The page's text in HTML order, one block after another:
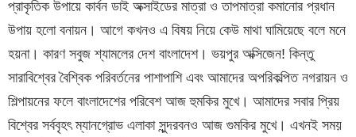
প্রাকৃতিক উপায়ে কার্বন ডাই অক্সাইডের মাত্রা ও তাপমাত্রা কমানোর প্রধান
উপায় হলো বনায়ন। আগে কখনও এ বিষয় নিয়ে কেউ মাথা ঘামিয়েছে বলে মনে
হয়না। কারণ সবুজ শ্যামলের দেশ বাংলাদেশ। ভয়পুর অক্সিজেন! কিন্তু
সারাবিশ্বের বৈশ্বিক পরিবর্তনের পাশাপাশি এবং আমাদের অপরিকল্পিত নগরায়ন ও
শিল্পায়নের ফলে বাংলাদেশের পরিবেশ আজ হুমকির মুখে। আমাদের সবার প্রিয়
বিশ্বের সর্ববৃহৎ ম্যানগ্রোভ এলাকা সুন্দরবনও আজ গুমকির মুখে। এখনই সময়